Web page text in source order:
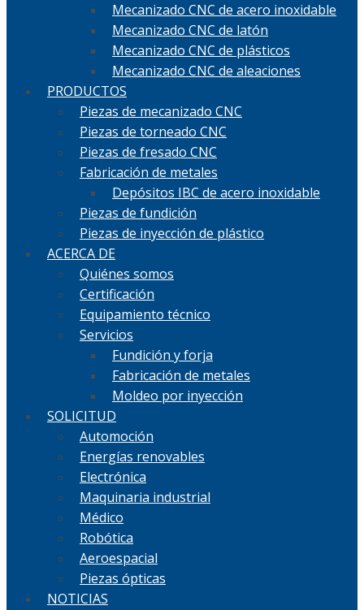
Mecanizado CNC de acero inoxidable
Mecanizado CNC de latón
Mecanizado CNC de plásticos
Mecanizado CNC de aleaciones
PRODUCTOS
Piezas de mecanizado CNC
Piezas de torneado CNC
Piezas de fresado CNC
Fabricación de metales
Depósitos IBC de acero inoxidable
Piezas de fundición
Piezas de inyección de plástico
ACERCA DE
Quiénes somos
Certificación
Equipamiento técnico
Servicios
Fundición y forja
Fabricación de metales
Moldeo por inyección
SOLICITUD
Automoción
Energías renovables
Electrónica
Maquinaria industrial
Médico
Robótica
Aeroespacial
Piezas ópticas
NOTICIAS